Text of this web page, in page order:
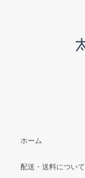
ホーム
配送・送料について